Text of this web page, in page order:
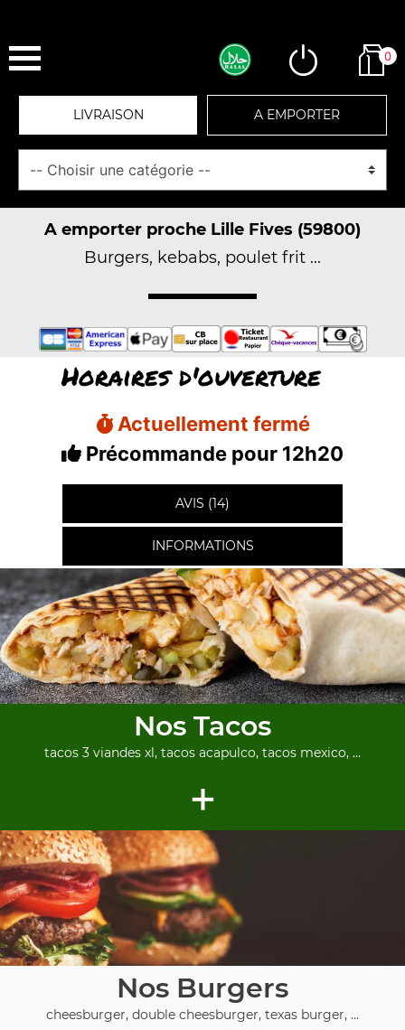
0
LIVRAISON A EMPORTER
A emporter proche Lille Fives (59800)
Burgers, kebabs, poulet frit ...
Horaires d'ouverture
Actuellement fermé
Précommande pour 12h20
AVIS (14)
INFORMATIONS
Nos Tacos
tacos 3 viandes xl, tacos acapulco, tacos mexico, ...
+
Nos Burgers
cheesburger, double cheesburger, texas burger, ...